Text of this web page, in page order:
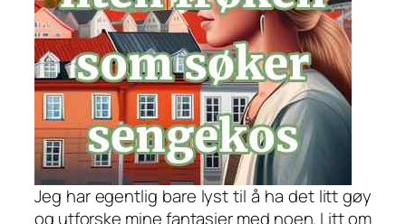
Jeg har egentlig bare lyst til å ha det litt gøy
og utforske mine fantasier med noen. Litt om